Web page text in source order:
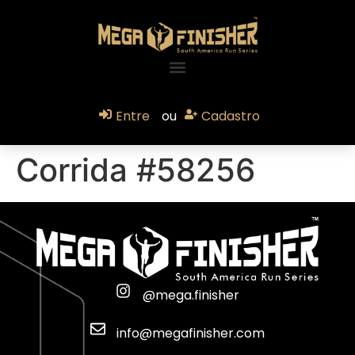
Entre ou Cadastro
Corrida #58256
@mega.finisher
info@megafinisher.com